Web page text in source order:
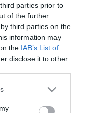
parties prior to
of the further
third parties on the
information may
the IAB’s List of
disclose it to other
or more Google
You may click to
ÖLTÖZÖTT EGER
legszebb város
töltjük fel
A képek közül pedig
CSODÁS